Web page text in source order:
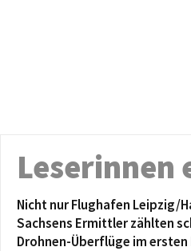
Leserinnen
Nicht nur Flughafen Leipzig/
Sachsens Ermittler zählten
Drohnen-Überflüge im ersten